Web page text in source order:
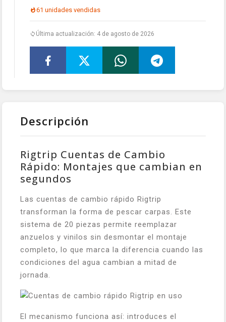
61 unidades vendidas
Última actualización: 4 de agosto de 2026
Descripción
Rigtrip Cuentas de Cambio
Rápido: Montajes que cambian en
segundos
Las cuentas de cambio rápido Rigtrip
transforman la forma de pescar carpas. Este
sistema de 20 piezas permite reemplazar
anzuelos y vinilos sin desmontar el montaje
completo, lo que marca la diferencia cuando las
condiciones del agua cambian a mitad de
jornada.
El mecanismo funciona así: introduces el